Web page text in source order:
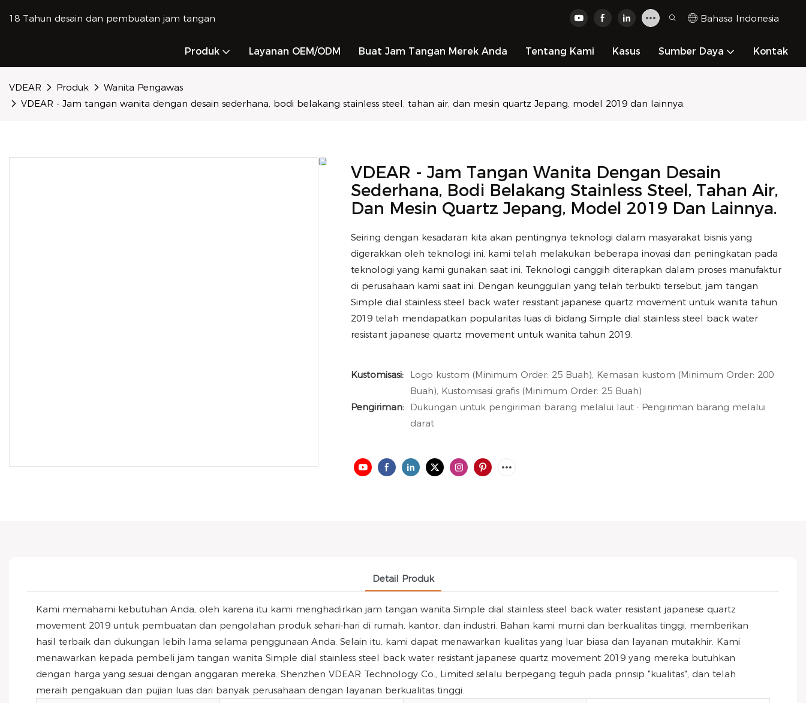
18 Tahun desain dan pembuatan jam tangan Bahasa Indonesia
Produk Layanan OEM/ODM Buat Jam Tangan Merek Anda Tentang Kami Kasus Sumber Daya Kontak
VDEAR Produk
Wanita Pengawas
VDEAR - Jam tangan wanita dengan desain sederhana, bodi belakang stainless steel, tahan air, dan mesin quartz Jepang, model 2019 dan lainnya.
VDEAR - Jam Tangan Wanita Dengan Desain
Sederhana, Bodi Belakang Stainless Steel, Tahan Air,
Dan Mesin Quartz Jepang, Model 2019 Dan Lainnya.
Seiring dengan kesadaran kita akan pentingnya teknologi dalam masyarakat bisnis yang
digerakkan oleh teknologi ini, kami telah melakukan beberapa inovasi dan peningkatan pada
teknologi yang kami gunakan saat ini. Teknologi canggih diterapkan dalam proses manufaktur
di perusahaan kami saat ini. Dengan keunggulan yang telah terbukti tersebut, jam tangan
Simple dial stainless steel back water resistant japanese quartz movement untuk wanita tahun
2019 telah mendapatkan popularitas luas di bidang Simple dial stainless steel back water
resistant japanese quartz movement untuk wanita tahun 2019.
Kustomisasi:
Logo kustom (Minimum Order: 25 Buah), Kemasan kustom (Minimum Order: 200
Buah), Kustomisasi grafis (Minimum Order: 25 Buah)
Pengiriman: Dukungan untuk pengiriman barang melalui laut · Pengiriman barang melalui
darat
Detail Produk
Kami memahami kebutuhan Anda, oleh karena itu kami menghadirkan jam tangan wanita Simple dial stainless steel back water resistant japanese quartz
movement 2019 untuk pembuatan dan pengolahan produk sehari-hari di rumah, kantor, dan industri. Bahan kami murni dan berkualitas tinggi, memberikan
hasil terbaik dan dukungan lebih lama selama penggunaan Anda. Selain itu, kami dapat menawarkan kualitas yang luar biasa dan layanan mutakhir. Kami
menawarkan kepada pembeli jam tangan wanita Simple dial stainless steel back water resistant japanese quartz movement 2019 yang mereka butuhkan
dengan harga yang sesuai dengan anggaran mereka. Shenzhen VDEAR Technology Co., Limited selalu berpegang teguh pada prinsip "kualitas", dan telah
meraih pengakuan dan pujian luas dari banyak perusahaan dengan layanan berkualitas tinggi.